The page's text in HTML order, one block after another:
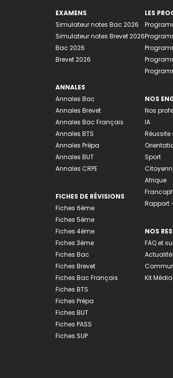
EXAMENS
Simulateur notes Bac 2026
Simulateur notes Brevet 2026
Bac 2026
Brevet 2026
ANNALES
Annales Bac
Annales Brevet
Annales Bac Français
Annales BTS
Annales Prépa
Annales BUT
Annales CRPE
FICHES DE RÉVISIONS
Fiches 6ème
Fiches 5ème
Fiches 4ème
Fiches 3ème
Fiches Bac
Fiches Brevet
Fiches Bac Français
Fiches BTS
Fiches Prépa
Fiches BUT
Fiches PASS
Fiches SUP
LES
NOS
Nos
IA
Sport
Afrique
Rapport
NOS
FAQ et
Kit Média